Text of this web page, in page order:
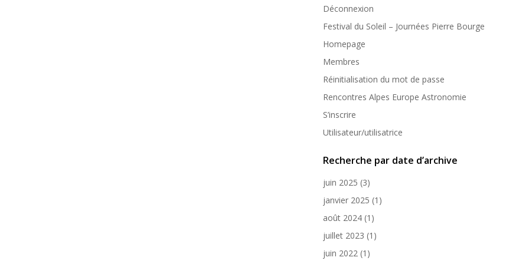
Déconnexion
Festival du Soleil – Journées Pierre Bourge
Homepage
Membres
Réinitialisation du mot de passe
Rencontres Alpes Europe Astronomie
S’inscrire
Utilisateur/utilisatrice
Recherche par date d’archive
juin 2025 (3)
janvier 2025 (1)
août 2024 (1)
juillet 2023 (1)
juin 2022 (1)